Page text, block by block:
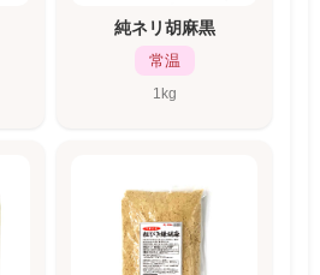
純ネリ胡麻黒
常温
1kg